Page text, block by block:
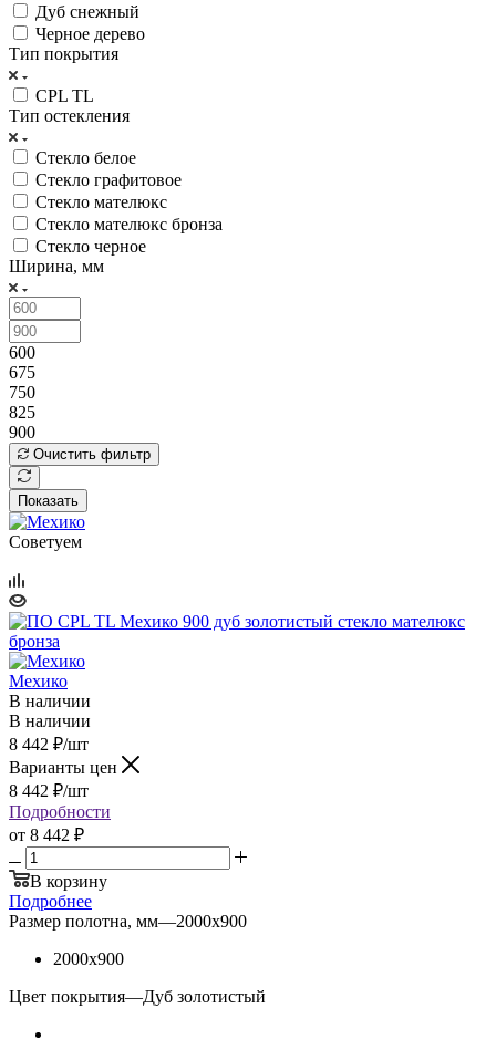
Дуб снежный
Черное дерево
Тип покрытия
CPL TL
Тип остекления
Стекло белое
Стекло графитовое
Стекло мателюкс
Стекло мателюкс бронза
Стекло черное
Ширина, мм
600
675
750
825
900
Очистить фильтр
Показать
Советуем
Мехико
В наличии
В наличии
8 442 ₽/шт
Варианты цен
8 442 ₽/шт
Подробности
от 8 442 ₽
В корзину
Подробнее
Размер полотна, мм—2000x900
2000x900
Цвет покрытия—Дуб золотистый